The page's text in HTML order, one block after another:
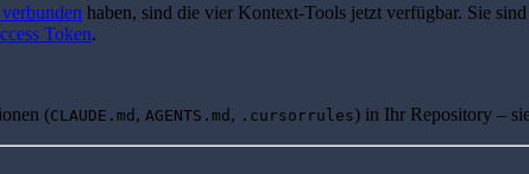
haben, sind die vier Kontext-Tools jetzt verfügbar. Sie
Token.
(CLAUDE.md , AGENTS.md , .cursorrules) in Ihr Repository –